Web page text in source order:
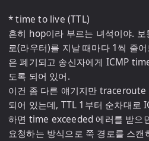
* time to live (TTL)
흔히 hop이라 부르는 녀석이야.
로(라우터)를 지날 때마다 1씩 줄
은 폐기되고 송신자에게 ICMP
도록 되어 있어.
이건 좀 다른 얘기지만 traceroute
되어 있는데, TTL 1부터 순차대로
하면 time exceeded 에러를 받으
요청하는 방식으로 쭉 경로를 스캔